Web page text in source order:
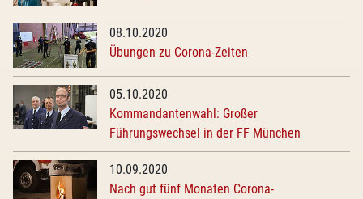
08.10.2020
Übungen zu Corona-Zeiten
05.10.2020
Kommandantenwahl: Großer
Führungswechsel in der FF München
10.09.2020
Nach gut fünf Monaten Corona-